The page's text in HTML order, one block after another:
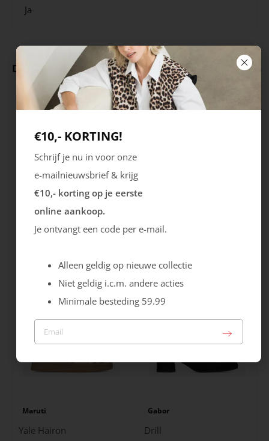
Ja
Deze producten ga je leuk vinden
129.99
Maruti
Yale Hairon
Gabor
Drill
€10,- KORTING!
Schrijf je nu in voor onze
e-mailnieuwsbrief & krijg
€10,- korting op je eerste
online aankoop.
Je ontvangt een code per e-mail.
Alleen geldig op nieuwe collectie
Niet geldig i.c.m. andere acties
Minimale besteding 59.99